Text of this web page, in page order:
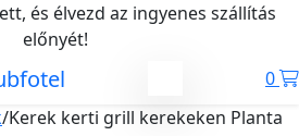
és élvezd az ingyenes szállítás
előnyét!
0
/Kerek kerti grill kerekeken Planta